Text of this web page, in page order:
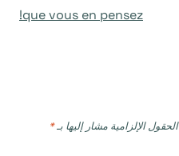
que vous en pensez!
الحقول الإلزامية مشار إليها بـ*